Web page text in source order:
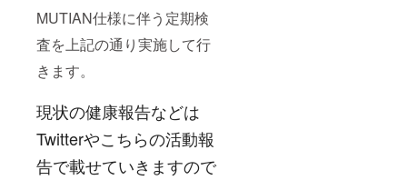
MUTIAN仕様に伴う定期検
査を上記の通り実施して行
きます。
現状の健康報告などは
Twitterやこちらの活動報
告で載せていきますので